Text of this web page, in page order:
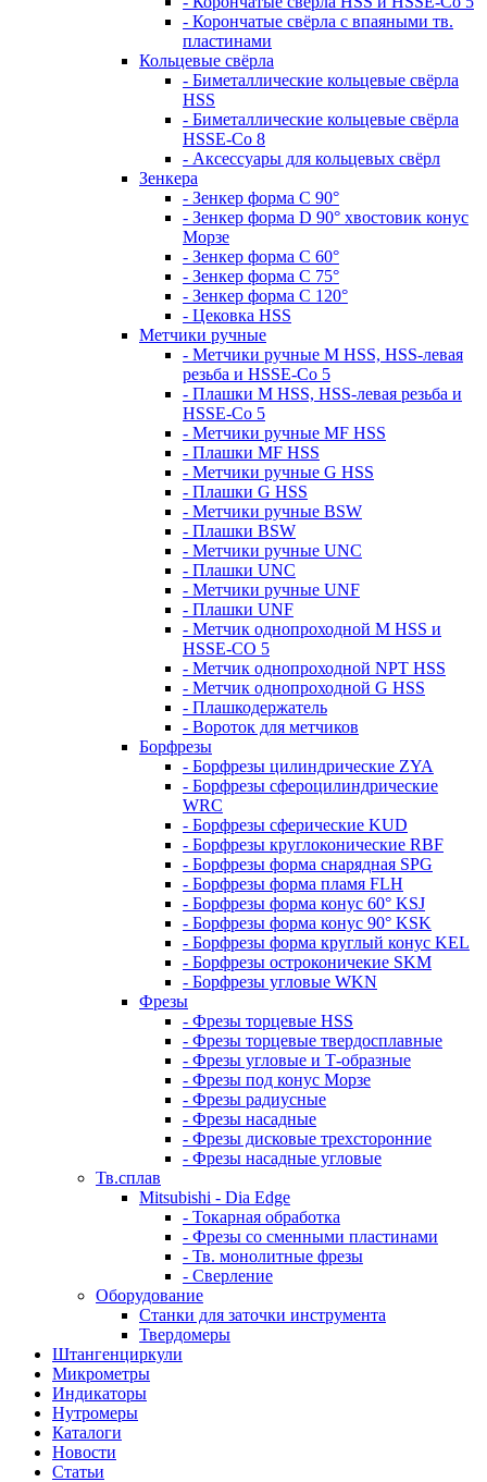
- Корончатые свёрла с впаяными тв.
пластинами
Кольцевые свёрла
- Биметаллические кольцевые свёрла
HSS
- Биметаллические кольцевые свёрла
HSSE-Co 8
- Аксессуары для кольцевых свёрл
Зенкера
- Зенкер форма С 90°
- Зенкер форма D 90° хвостовик конус
Морзе
- Зенкер форма С 60°
- Зенкер форма С 75°
- Зенкер форма С 120°
- Цековка HSS
Метчики ручные
- Метчики ручные M HSS, HSS-левая
резьба и HSSE-Co 5
- Плашки M HSS, HSS-левая резьба и
HSSE-Co 5
- Метчики ручные MF HSS
- Плашки MF HSS
- Метчики ручные G HSS
- Плашки G HSS
- Метчики ручные BSW
- Плашки BSW
- Метчики ручные UNC
- Плашки UNC
- Метчики ручные UNF
- Плашки UNF
- Метчик однопроходной M HSS и
HSSE-CO 5
- Метчик однопроходной NPT HSS
- Метчик однопроходной G HSS
- Плашкодержатель
- Вороток для метчиков
Борфрезы
- Борфрезы цилиндрические ZYA
- Борфрезы сфероцилиндрические
WRC
- Борфрезы сферические KUD
- Борфрезы круглоконические RBF
- Борфрезы форма снарядная SPG
- Борфрезы форма пламя FLH
- Борфрезы форма конус 60° KSJ
- Борфрезы форма конус 90° KSK
- Борфрезы форма круглый конус KEL
- Борфрезы остроконичекие SKM
- Борфрезы угловые WKN
Фрезы
- Фрезы торцевые HSS
- Фрезы торцевые твердосплавные
- Фрезы угловые и Т-образные
- Фрезы под конус Морзе
- Фрезы радиусные
- Фрезы насадные
- Фрезы дисковые трехсторонние
- Фрезы насадные угловые
Тв.сплав
Mitsubishi - Dia Edge
- Токарная обработка
- Фрезы со сменными пластинами
- Тв. монолитные фрезы
- Сверление
Оборудование
Станки для заточки инструмента
Твердомеры
Штангенциркули
Микрометры
Индикаторы
Нутромеры
Каталоги
Новости
Статьи